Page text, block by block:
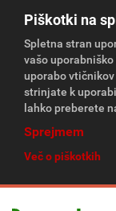
Piškotki na
Spletna stran
vašo
uporabo
strinjate k
lahko preberete
Sprejmem
Več o piškotkih